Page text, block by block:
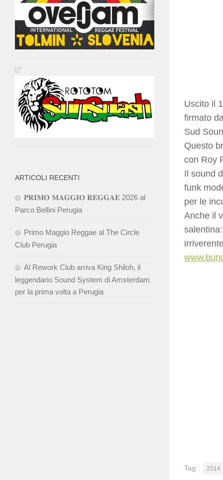
Uscito il
firmato
Sud
Questo
con Roy
Il sound
funk
per le
Anche il
Tag: 2014
ARTICOLI RECENTI
𝐏𝐑𝐈𝐌𝐎 𝐌𝐀𝐆𝐆𝐈𝐎 𝐑𝐄𝐆𝐆𝐀𝐄 2026 al
Parco Bellini Perugia
Primo Maggio Reggae al The Circle
Club Perugia
Al Rework Club arriva King Shiloh, il
leggendario Sound System di Amsterdam
per la prima volta a Perugia